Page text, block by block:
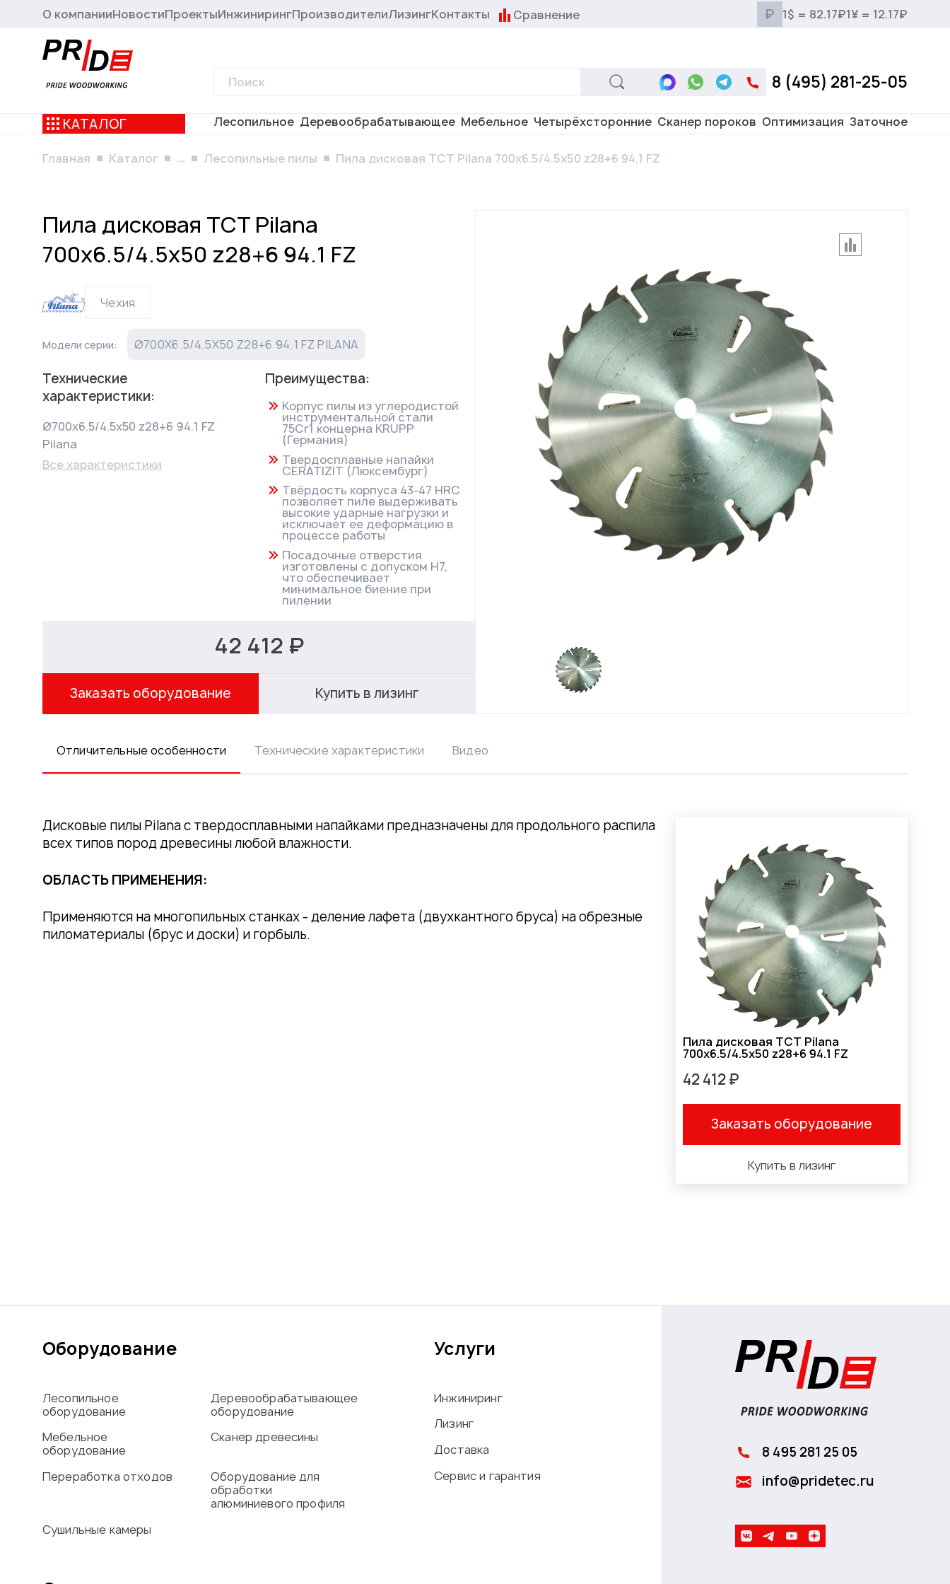
О компанииНовостиПроектыИнжинирингПроизводителиЛизингКонтакты Сравнение ₽ 1$ = 82.17₽1¥ = 12.17₽
КАТАЛОГ Лесопильное Деревообрабатывающее Мебельное Четырёхсторонние Сканер пороков Оптимизация Заточное
8 (495) 281-25-05
Главная Каталог ... Лесопильные пилы Пила дисковая TCT Pilana 700x6.5/4.5x50 z28+6 94.1 FZ
Пила дисковая TCT Pilana
700x6.5/4.5x50 z28+6 94.1 FZ
Чехия
Модели серии: Ø700X6.5/4.5X50 Z28+6 94.1 FZ PILANA
Технические
характеристики:
Ø700x6.5/4.5x50 z28+6 94.1 FZ
Pilana
Все характеристики
Преимущества:
Корпус пилы из углеродистой
инструментальной стали
75Cr1 концерна KRUPP
(Германия)
Твердосплавные напайки
CERATIZIT (Люксембург)
Твёрдость корпуса 43-47 HRC
позволяет пиле выдерживать
высокие ударные нагрузки и
исключает ее деформацию в
процессе работы
Посадочные отверстия
изготовлены с допуском Н7,
что обеспечивает
минимальное биение при
пилении
42 412 ₽
Заказать оборудование Купить в лизинг
Отличительные особенности Технические характеристики Видео
Дисковые пилы Pilana с твердосплавными напайками предназначены для продольного распила
всех типов пород древесины любой влажности.
ОБЛАСТЬ ПРИМЕНЕНИЯ:
Применяются на многопильных станках - деление лафета (двухкантного бруса) на обрезные
пиломатериалы (брус и доски) и горбыль.
Пила дисковая TCT Pilana
700x6.5/4.5x50 z28+6 94.1 FZ
42 412 ₽
Заказать оборудование
Купить в лизинг
Оборудование
Лесопильное
оборудование
Деревообрабатывающее
оборудование
Мебельное
оборудование
Сканер древесины
Переработка отходов
Оборудование для
обработки
алюминиевого профиля
Сушильные камеры
Услуги
Инжиниринг
Лизинг
Доставка
Сервис и гарантия
8 495 281 25 05
info@pridetec.ru